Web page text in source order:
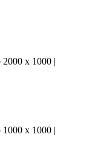
x 1000 |
x 1000 |